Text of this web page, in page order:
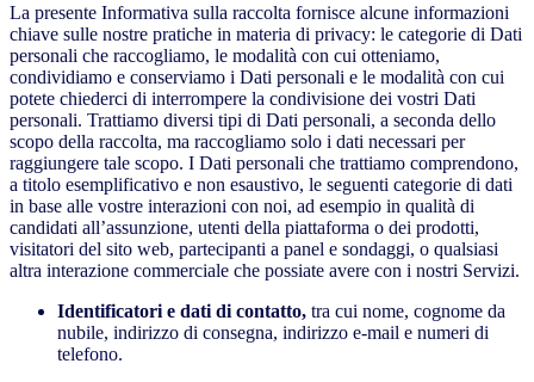
La presente Informativa sulla raccolta fornisce alcune informazioni
chiave sulle nostre pratiche in materia di privacy: le categorie di Dati
personali che raccogliamo, le modalità con cui otteniamo,
condividiamo e conserviamo i Dati personali e le modalità con cui
potete chiederci di interrompere la condivisione dei vostri Dati
personali. Trattiamo diversi tipi di Dati personali, a seconda dello
scopo della raccolta, ma raccogliamo solo i dati necessari per
raggiungere tale scopo. I Dati personali che trattiamo comprendono,
a titolo esemplificativo e non esaustivo, le seguenti categorie di dati
in base alle vostre interazioni con noi, ad esempio in qualità di
candidati all’assunzione, utenti della piattaforma o dei prodotti,
visitatori del sito web, partecipanti a panel e sondaggi, o qualsiasi
altra interazione commerciale che possiate avere con i nostri Servizi.
Identificatori e dati di contatto, tra cui nome, cognome da
nubile, indirizzo di consegna, indirizzo e-mail e numeri di
telefono.